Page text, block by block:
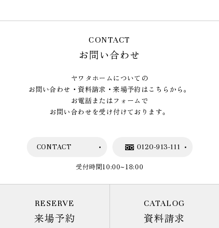
CONTACT
お問い合わせ
ヤワタホームについての
お問い合わせ・資料請求・来場予約はこちらから。
お電話またはフォームで
お問い合わせを受け付けております。
CONTACT 0120-913-111
受付時間10:00~18:00
RESERVE
来場予約
CATALOG
資料請求